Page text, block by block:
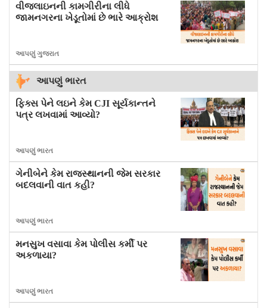
વીજલાઇનની કામગીરીના લીધે
જામનગરના ખેડૂતોમાં છે ભારે આક્રોશ
આપણું ગુજરાત
આપણું ભારત
ફિક્સ પેને લઇને કેમ CJI સૂર્યકાન્તને
પત્ર લખવામાં આવ્યો?
આપણું ભારત
ગેનીબેને કેમ રાજસ્થાનની જેમ સરકાર
બદલવાની વાત કહી?
આપણું ભારત
મનસુખ વસાવા કેમ પોલીસ કર્મી પર
અકળાયા?
આપણું ભારત